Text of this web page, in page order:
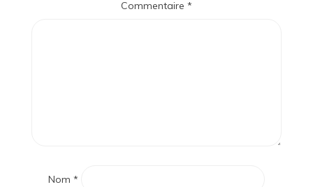
Commentaire *
Nom *